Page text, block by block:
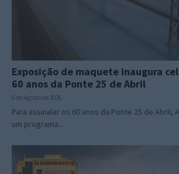
Exposição de maquete inaugura
60 anos da Ponte 25 de Abril
6 de Agosto de 2026
Para assinalar os 60 anos da Ponte 25 de Abril,
um programa...